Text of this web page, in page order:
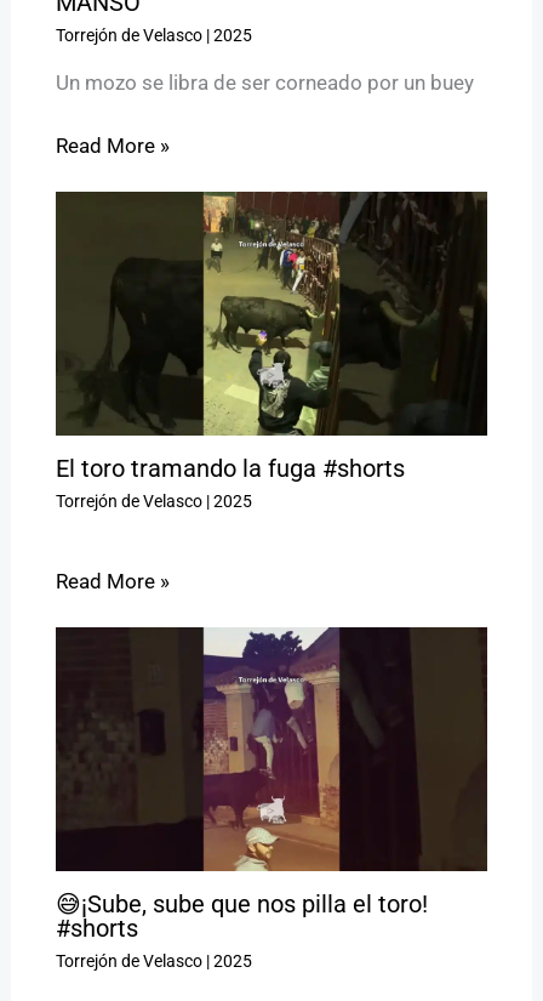
Torrejón de Velasco|2025
Un mozo se libra de ser corneado por un buey
Read More »
El toro tramando la fuga #shorts
Torrejón de Velasco|2025
Read More »
😅¡Sube, sube que nos pilla el toro!
#shorts
Torrejón de Velasco|2025